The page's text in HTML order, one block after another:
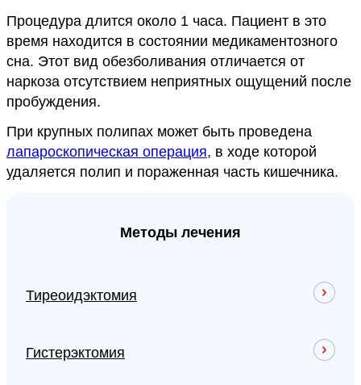
Процедура длится около 1 часа. Пациент в это
время находится в состоянии медикаментозного
сна. Этот вид обезболивания отличается от
наркоза отсутствием неприятных ощущений после
пробуждения.
При крупных полипах может быть проведена
лапароскопическая операция, в ходе которой
удаляется полип и пораженная часть кишечника.
Методы лечения
Тиреоидэктомия
Гистерэктомия